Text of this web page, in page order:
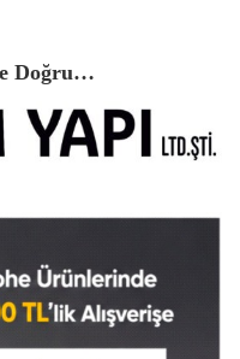
Doğru…